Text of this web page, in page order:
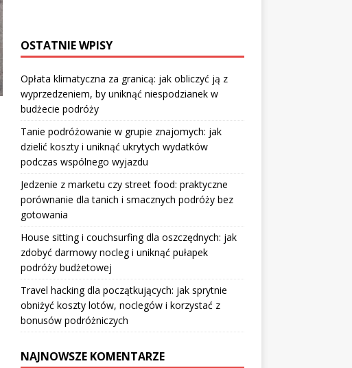
OSTATNIE WPISY
Opłata klimatyczna za granicą: jak obliczyć ją z
wyprzedzeniem, by uniknąć niespodzianek w
budżecie podróży
Tanie podróżowanie w grupie znajomych: jak
dzielić koszty i uniknąć ukrytych wydatków
podczas wspólnego wyjazdu
Jedzenie z marketu czy street food: praktyczne
porównanie dla tanich i smacznych podróży bez
gotowania
House sitting i couchsurfing dla oszczędnych: jak
zdobyć darmowy nocleg i uniknąć pułapek
podróży budżetowej
Travel hacking dla początkujących: jak sprytnie
obniżyć koszty lotów, noclegów i korzystać z
bonusów podróżniczych
NAJNOWSZE KOMENTARZE